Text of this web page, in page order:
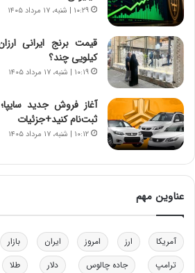
ز
ز
ی
ن
ر
ف
ه
ا
۱۰:۲۹ | شنبه، ۱۷ مرداد ۱۴۰۵
قیمت برنج ایرانی
کیلویی چند؟
۱۰:۱۹ | شنبه، ۱۷ مرداد ۱۴۰۵
ثبت‌نام کنید+جزئیات
۱۰:۱۲ | شنبه، ۱۷ مرداد ۱۴۰۵
عناوین مهم
آمریکا ارز امروز ایران بازار
ترامپ
جاده چالوس دلار طلا